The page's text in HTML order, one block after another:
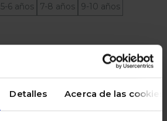
Detalles Acerca de las cookies
5-6 años 7-8 años
9-10 años
Añadir a la cesta